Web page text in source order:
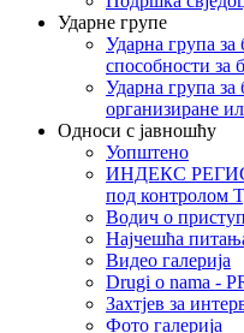
Ударне групе
Ударна група за
способности за
Ударна група
организиране
Односи с јавношћу
Уопштено
ИНДЕКС
под контролом
Водич о
Најчешћа
Видео галерија
Drugi o nama -
Захтјев за
Фото галерија